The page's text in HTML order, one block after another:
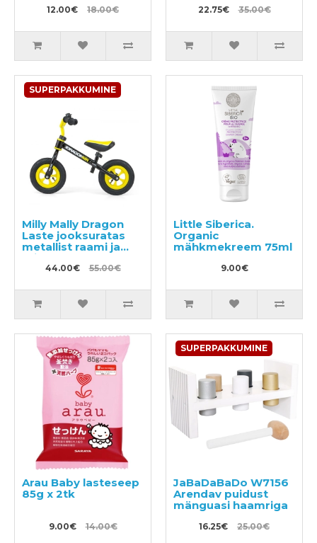
12.00€ 18.00€ 22.75€ 35.00€
SUPERPAKKUMINE
Milly Mally Dragon
Laste jooksuratas
metallist raami ja
täispuhutavate
ratastega
44.00€ 55.00€
Little Siberica.
Organic
mähkmekreem 75ml
9.00€
Arau Baby lasteseep
85g x 2tk
9.00€ 14.00€
SUPERPAKKUMINE
JaBaDaBaDo W7156
Arendav puidust
mänguasi haamriga
16.25€ 25.00€